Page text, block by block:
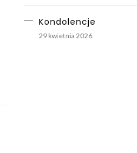
Kondolencje
29 kwietnia 2026